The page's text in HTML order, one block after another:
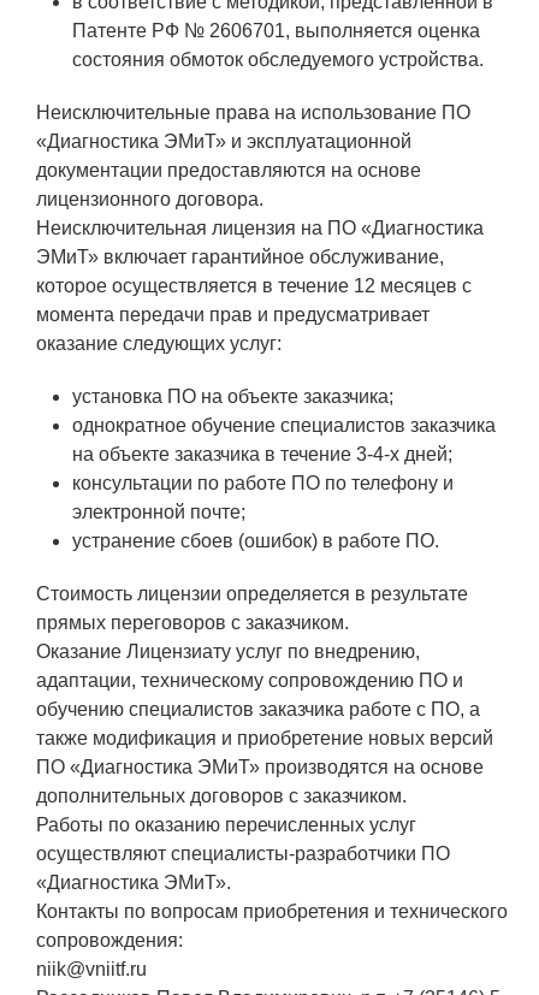
Социальная поддержка
Санаторий-профилакторий
Высокая социальная эффективность
ВНИИТФ
Территория здоровья
ПРЕСС-ЦЕНТР
Новости ВНИИТФ
Новости отрасли
Книги
Новости
Документы
Контроль и арбитраж
Обучение
Контакты
ПОСЕЩЕНИЕ ЗАТО
Патенте РФ № 2606701, выполняется оценка
состояния обмоток обследуемого устройства.
Неисключительные права на использование ПО
«Диагностика ЭМиТ» и эксплуатационной
документации предоставляются на основе
лицензионного договора.
Неисключительная лицензия на ПО «Диагностика
ЭМиТ» включает гарантийное обслуживание,
которое осуществляется в течение 12 месяцев с
момента передачи прав и предусматривает
оказание следующих услуг:
установка ПО на объекте заказчика;
однократное обучение специалистов заказчика
на объекте заказчика в течение 3-4-х дней;
консультации по работе ПО по телефону и
электронной почте;
устранение сбоев (ошибок) в работе ПО.
Стоимость лицензии определяется в результате
прямых переговоров с заказчиком.
Оказание Лицензиату услуг по внедрению,
адаптации, техническому сопровождению ПО и
обучению специалистов заказчика работе с ПО, а
также модификация и приобретение новых версий
ПО «Диагностика ЭМиТ» производятся на основе
дополнительных договоров с заказчиком.
Работы по оказанию перечисленных услуг
осуществляют специалисты-разработчики ПО
«Диагностика ЭМиТ».
Контакты по вопросам приобретения и технического
сопровождения:
niik@vniitf.ru